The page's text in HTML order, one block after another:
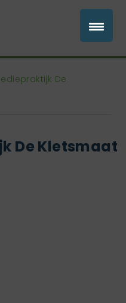
De
De Kletsmaat